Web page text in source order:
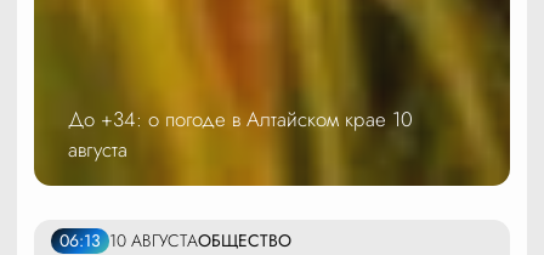
До +34: о погоде в Алтайском крае 10
августа
06:13 10 АВГУСТАОБЩЕСТВО